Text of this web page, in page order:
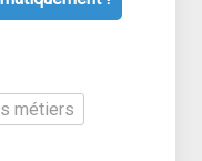
métiers